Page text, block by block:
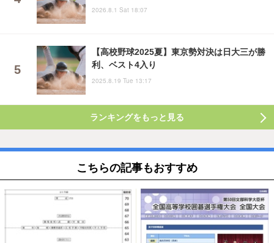
2026.8.1 Sat 18:07
【高校野球2025夏】東京勢対決は日大三が勝
利、ベスト4入り
2025.8.19 Tue 13:17
ランキングをもっと見る
こちらの記事もおすすめ